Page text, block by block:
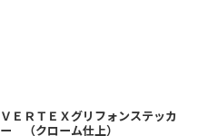
ＶＥＲＴＥＸグリフォンステッカ
ー （クローム仕上）